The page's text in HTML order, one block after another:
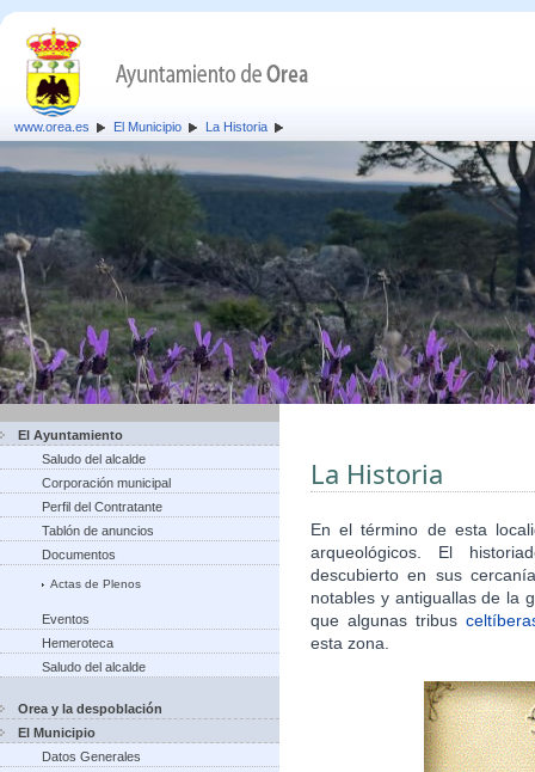
www.orea.es El Municipio La Historia
El Ayuntamiento
Saludo del alcalde
Corporación municipal
Perfil del Contratante
Tablón de anuncios
Documentos
Actas de Plenos
Eventos
Hemeroteca
Saludo del alcalde
Orea y la despoblación
El Municipio
Datos Generales
La Historia
En el término de esta
arqueológicos. El
descubierto en sus
notables y antiguallas de la
que algunas tribus
esta zona.​